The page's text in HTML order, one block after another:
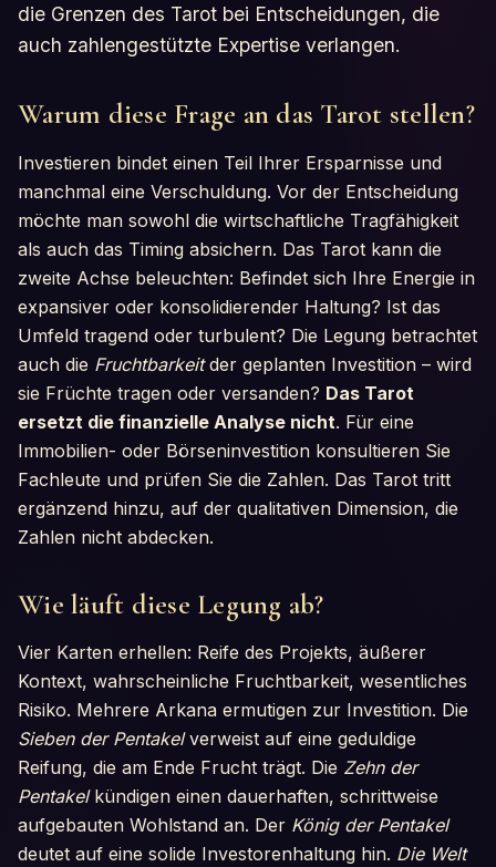
die Grenzen des Tarot bei Entscheidungen, die
auch zahlengestützte Expertise verlangen.
Warum diese Frage an das Tarot stellen?
Investieren bindet einen Teil Ihrer Ersparnisse und
manchmal eine Verschuldung. Vor der Entscheidung
möchte man sowohl die wirtschaftliche Tragfähigkeit
als auch das Timing absichern. Das Tarot kann die
zweite Achse beleuchten: Befindet sich Ihre Energie in
expansiver oder konsolidierender Haltung? Ist das
Umfeld tragend oder turbulent? Die Legung betrachtet
auch die Fruchtbarkeitder geplanten Investition – wird
sie Früchte tragen oder versanden? Das Tarot
ersetzt die finanzielle Analyse nicht. Für eine
Immobilien- oder Börseninvestition konsultieren Sie
Fachleute und prüfen Sie die Zahlen. Das Tarot tritt
ergänzend hinzu, auf der qualitativen Dimension, die
Zahlen nicht abdecken.
Wie läuft diese Legung ab?
Vier Karten erhellen: Reife des Projekts, äußerer
Kontext, wahrscheinliche Fruchtbarkeit, wesentliches
Risiko. Mehrere Arkana ermutigen zur Investition. Die
Sieben der Pentakelverweist auf eine geduldige
Reifung, die am Ende Frucht trägt. Die Zehn der
Pentakelkündigen einen dauerhaften, schrittweise
aufgebauten Wohlstand an. Der König der Pentakel
deutet auf eine solide Investorenhaltung hin. Die Welt